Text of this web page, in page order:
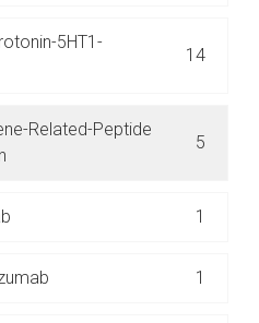
5HT1-
14
Related-Peptide
5
1
1
öffnet eine externe Web-
gelten dort ggf. andere